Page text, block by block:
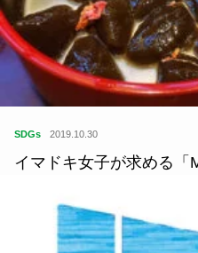
SDGs 2019.10.30
イマドキ女子が求める「